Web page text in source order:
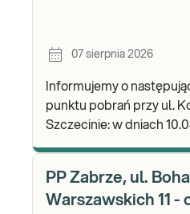
07 sierpnia 2026
Informujemy o
punktu pobrań przy ul.
Szczecinie: w dniach 10.08-14.08 – punkt będzie
PP Zabrze, ul.
Warszawskich 11